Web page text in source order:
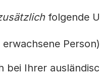
folgende
Person)
Ihrer